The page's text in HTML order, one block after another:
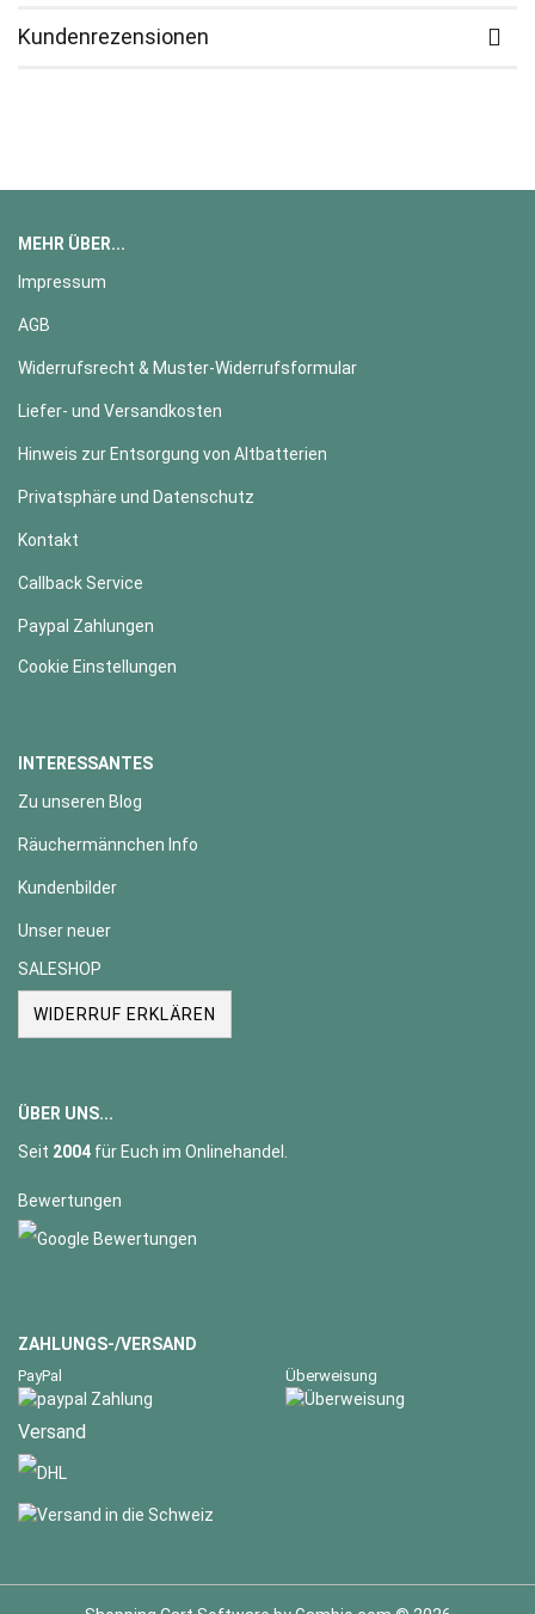
Kundenrezensionen
MEHR ÜBER...
Impressum
AGB
Widerrufsrecht & Muster-Widerrufsformular
Liefer- und Versandkosten
Hinweis zur Entsorgung von Altbatterien
Privatsphäre und Datenschutz
Kontakt
Callback Service
Paypal Zahlungen
Cookie Einstellungen
INTERESSANTES
Zu unseren Blog
Räuchermännchen Info
Kundenbilder
Unser neuer
SALESHOP
WIDERRUF ERKLÄREN
ÜBER UNS...
Seit 2004 für Euch im Onlinehandel.
Bewertungen
ZAHLUNGS-/VERSAND
PayPal Überweisung
Versand